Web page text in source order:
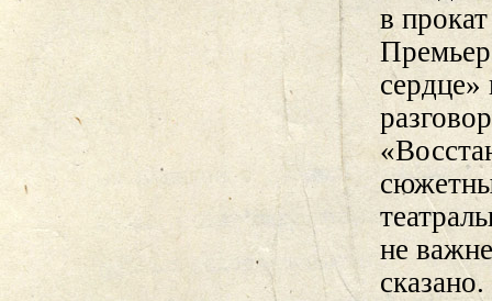
в
не
сказано.